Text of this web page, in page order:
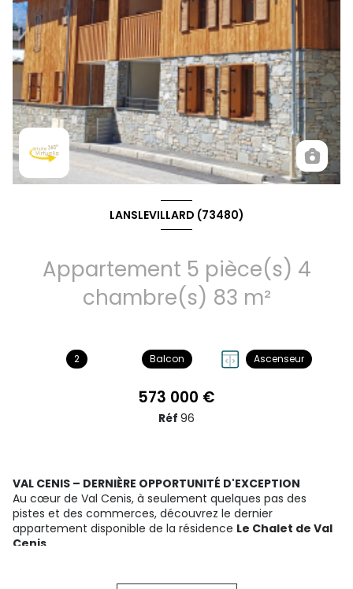
LANSLEVILLARD (73480)
Appartement 5 pièce(s) 4
chambre(s) 83 m²
2 Balcon Ascenseur
573 000 €
Réf 96
VAL CENIS – DERNIÈRE OPPORTUNITÉ D'EXCEPTION
Au cœur de Val Cenis, à seulement quelques pas des
pistes et des commerces, découvrez le dernier
appartement disponible de la résidence Le Chalet de Val
Cenis